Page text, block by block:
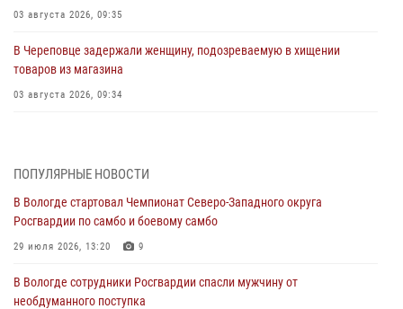
03 августа 2026, 09:35
В Череповце задержали женщину, подозреваемую в хищении
товаров из магазина
03 августа 2026, 09:34
самбо
ЗА МИНУВШУЮ НЕДЕЛЮ СОТРУДНИКАМИ ВНЕВЕДОМСТВЕННОЙ
ОХРАНЫ РОСГВАРДИИ В ВОЛОГОДСКОЙ ОБЛАСТИ ЗАДЕРЖАНО 23
02 августа 2026, 10:37
ПОПУЛЯРНЫЕ НОВОСТИ
В Вологде стартовал Чемпионат Северо-Западного округа
Росгвардии по самбо и боевому самбо
29 июля 2026, 13:20 9
В Вологде сотрудники Росгвардии спасли мужчину от
необдуманного поступка